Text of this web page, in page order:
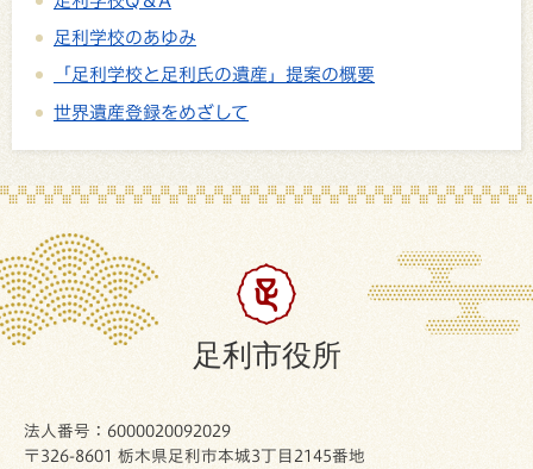
足利学校のあゆみ
「足利学校と足利氏の遺産」提案の概要
世界遺産登録をめざして
足利市役所
法人番号：6000020092029
〒326-8601 栃木県足利市本城3丁目2145番地